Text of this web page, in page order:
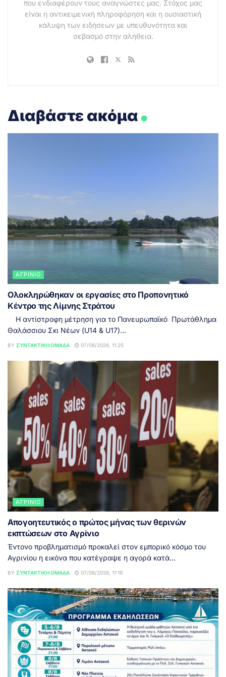
που ενδιαφέρουν τους αναγνώστες μας. Στόχος μας
είναι η αντικειμενική πληροφόρηση και η ουσιαστική
κάλυψη των ειδήσεων με υπευθυνότητα και
σεβασμό στην αλήθεια.
Διαβάστε ακόμα.
ΑΓΡΊΝΙΟ
Ολοκληρώθηκαν οι εργασίες στο Προπονητικό
Κέντρο της Λίμνης Στράτου
Η αντίστροφη μέτρηση για το Πανευρωπαϊκό Πρωτάθλημα
Θαλάσσιου Σκι Νέων (U14 & U17)...
BY ΣΥΝΤΑΚΤΙΚΉ ΟΜΆΔΑ 07/08/2026, 11:25
ΑΓΡΊΝΙΟ
Απογοητευτικός ο πρώτος μήνας των θερινών
εκπτώσεων στο Αγρίνιο
Έντονο προβληματισμό προκαλεί στον εμπορικό κόσμο του
Αγρινίου η εικόνα που κατέγραψε η αγορά κατά...
BY ΣΥΝΤΑΚΤΙΚΉ ΟΜΆΔΑ 07/08/2026, 11:19